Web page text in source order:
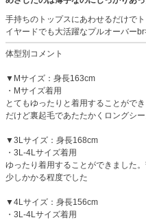
手持ちのトップスにあわせるだけで
イヤードでも大活躍なプルオーバー
体型別コメント
▼Mサイズ：身長163cm
・Mサイズ着用
とてもゆったりと着用することがで
だけど裏起毛であたたかくロングシ
▼3Lサイズ：身長168cm
・3L-4Lサイズ着用
ゆったり着用することができました
少しかかる程度でした
▼4Lサイズ：身長156cm
・3L-4Lサイズ着用